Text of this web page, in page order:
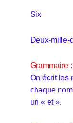
Six
Deux-mille-
Grammaire :
On écrit les
chaque
un « et ».